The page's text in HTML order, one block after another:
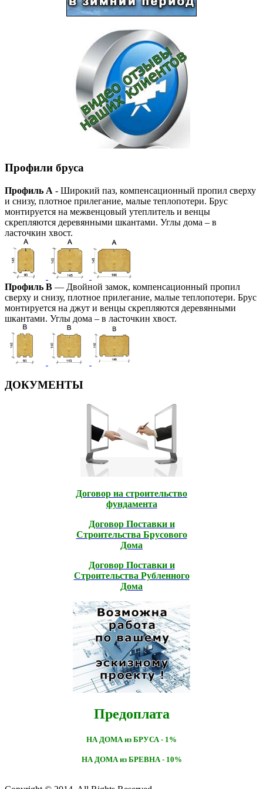
Профили бруса
Профиль А - Широкий паз, компенсационный пропил сверху
и снизу, плотное прилегание, малые теплопотери. Брус
монтируется на межвенцовый утеплитель и венцы
скрепляются деревянными шкантами. Углы дома – в
ласточкин хвост.
Профиль В — Двойной замок, компенсационный пропил
сверху и снизу, плотное прилегание, малые теплопотери. Брус
монтируется на джут и венцы скрепляются деревянными
шкантами. Углы дома – в ласточкин хвост.
ДОКУМЕНТЫ
Договор на строительство
фундамента
Договор Поставки и
Строительcтва Брусового
Дома
Договор Поставки и
Строительcтва Рубленного
Дома
Предоплата
НА ДОМА из БРУСА - 1%
НА ДОМА из БРЕВНА - 10%